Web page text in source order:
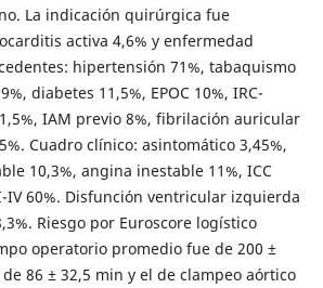
La indicación quirúrgica fue
activa 4,6% y enfermedad
hipertensión 71%, tabaquismo
diabetes 11,5%, EPOC 10%, IRC-
IAM previo 8%, fibrilación auricular
Cuadro clínico: asintomático 3,45%,
10,3%, angina inestable 11%, ICC
IV 60%. Disfunción ventricular izquierda
Riesgo por Euroscore logístico
operatorio promedio fue de 200 ±
de 86 ± 32,5 min y el de clampeo aórtico